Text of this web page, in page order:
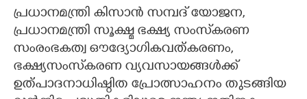
പ്രധാനമന്ത്രി കിസാൻ സമ്പദ് യോജന,
പ്രധാനമന്ത്രി സൂക്ഷ്മ ഭക്ഷ്യ സംസ്‌കരണ
സംരംഭകത്വ ഔദ്യോഗികവത്കരണം,
ഭക്ഷ്യസംസ്‌കരണ വ്യവസായങ്ങൾക്ക്
ഉത്പാദനാധിഷ്ഠിത പ്രോത്സാഹനം തുടങ്ങിയ